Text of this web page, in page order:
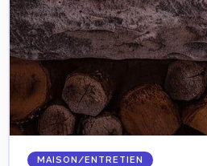
MAISON/ENTRETIEN